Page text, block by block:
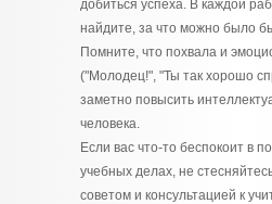
добиться успеха. В каждой
найдите, за что можно было
Помните, что похвала и
("Молодец!", "Ты так хорошо
заметно повысить
человека.
Если вас что-то беспокоит в
учебных делах, не
советом и консультацией к